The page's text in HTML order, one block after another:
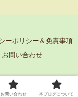
ーポリシー＆免責事項
お問い合わせ
お問い合わせ 本ブログについて